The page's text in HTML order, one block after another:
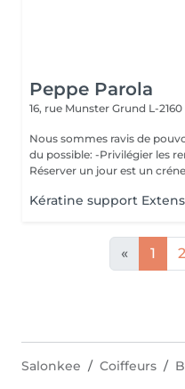
Peppe Parola
16, rue Munster Grund L-2160
Nous sommes ravis de pouvoir vous
du possible: -Privilégier les
Réserver un jour est un
Kératine support
« 1 2
Salonkee Coiffeurs